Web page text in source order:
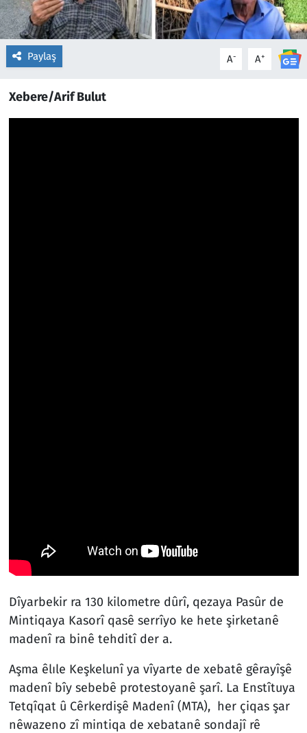
Paylaş A- A+
Xebere/Arif Bulut
Dîyarbekir ra 130 kilometre dûrî, qezaya Pasûr de
Mintiqaya Kasorî qasê serrîyo ke hete şirketanê
madenî ra binê tehditî der a.
Aşma êlıle Keşkelunî ya vîyarte de xebatê gêrayîşê
madenî bîy sebebê protestoyanê şarî. La Enstîtuya
Tetqîqat û Cêrkerdişê Madenî (MTA), her çiqas şar
nêwazeno zî mintiqa de xebatanê sondajî rê